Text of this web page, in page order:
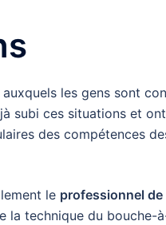
les gens sont
subi ces situations et
des compétences
le professionnel
technique du bouche-